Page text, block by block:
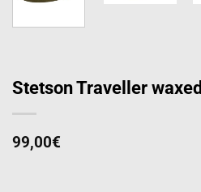
Stetson Traveller
99,00€